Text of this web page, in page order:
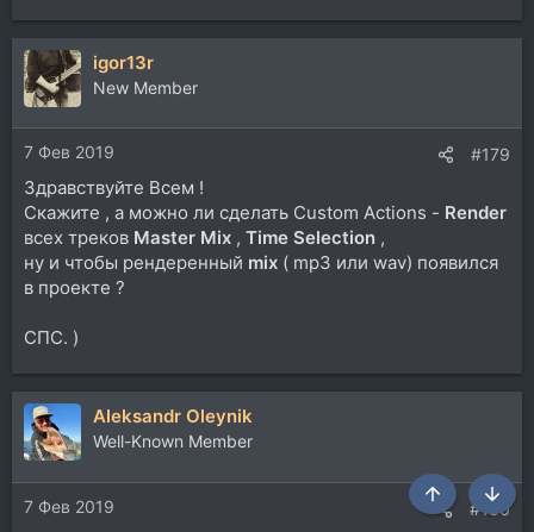
файл,своего рода МИДИ-метроном.Чем мельче
использовать длительности нот,тем точнее
определится темп.
миди-клавы.Потом подравниваю для точности
лишних!!!
Как подровнять поточнее-на рис.1(инфо из
мануала,12.42).
3.Выделяем трек,запускаем экшн-на
рис.2,указываем какими длительностями запилили
миди-метроном(к примеру восьмыми).ОК.
На рис.3-пример,что получается.
igor13r
New Member
7 Фев 2019 #179
Здравствуйте Всем !
Скажите , а можно ли сделать Custom Actions - Render
всех треков Master Mix , Time Selection ,
ну и чтобы рендеренный mix ( mp3 или wav) появился
в проекте ?
СПС. )
Aleksandr Oleynik
Well-Known Member
7 Фев 2019 #180
Сверху Снизу